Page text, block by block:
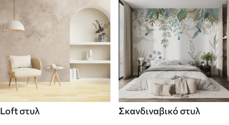
Loft στυλ Σκανδιναβικό στυλ